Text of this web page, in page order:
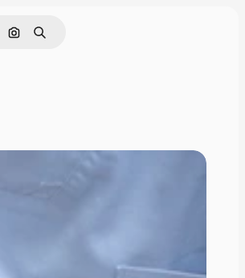
Поиск по изображению
Поиск